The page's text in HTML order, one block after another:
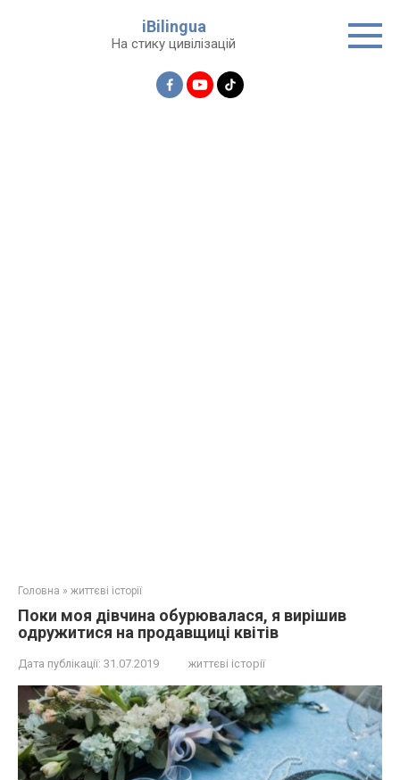
iBilingua
На стику цивілізацій
Головна » життєві історії
Поки моя дівчина обурювалася, я вирішив
одружитися на продавщиці квітів
Дата публікації: 31.07.2019 життєві історії